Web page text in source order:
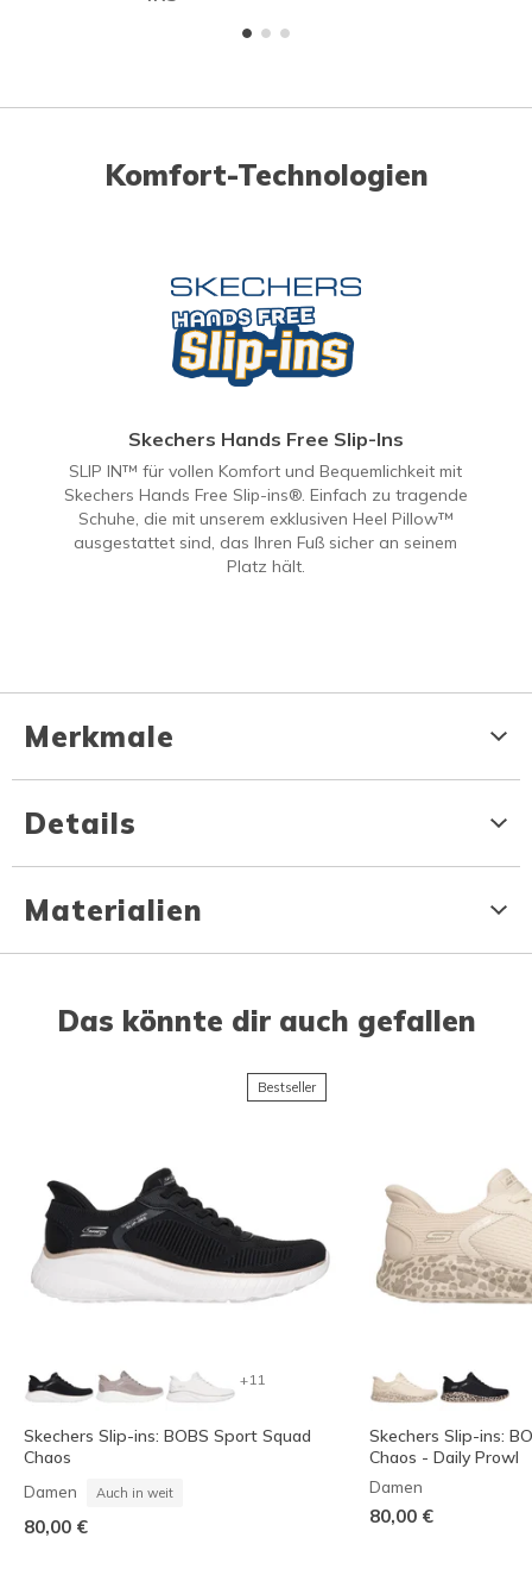
Komfort-Technologien
Skechers Hands Free Slip-Ins
SLIP IN™ für vollen Komfort und Bequemlichkeit mit
Skechers Hands Free Slip-ins®. Einfach zu tragende
Schuhe, die mit unserem exklusiven Heel Pillow™
ausgestattet sind, das Ihren Fuß sicher an seinem
Platz hält.
Merkmale
Details
Materialien
Das könnte dir auch gefallen
Bestseller
+11
Skechers Slip-ins: BOBS Sport Squad
Chaos
Damen Auch in weit
80,00 €
Skechers Slip-ins:
Chaos - Daily Prowl
Damen
80,00 €